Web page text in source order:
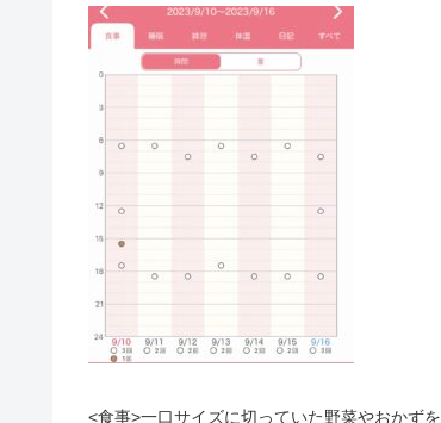
<食事>一口サイズに切っていた野菜やおかず